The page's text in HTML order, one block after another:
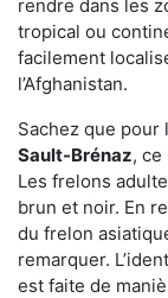
rendre dans les
tropical ou
facilement
l’Afghanistan.
Sachez que pour
Sault-Brénaz, ce
Les frelons
brun et noir. En
du frelon
remarquer.
est faite de